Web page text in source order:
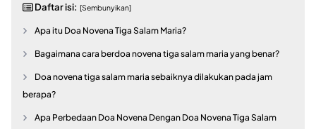
Daftar isi: [Sembunyikan]
Apa itu Doa Novena Tiga Salam Maria?
Bagaimana cara berdoa novena tiga salam maria yang benar?
Doa novena tiga salam maria sebaiknya dilakukan pada jam
berapa?
Apa Perbedaan Doa Novena Dengan Doa Novena Tiga Salam